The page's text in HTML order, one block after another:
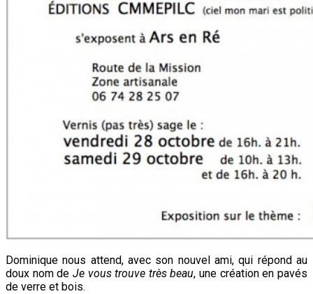
Dominique nous attend, avec son nouvel ami, qui répond au
doux nom de Je vous trouve très beau, une création en pavés
de verre et bois.